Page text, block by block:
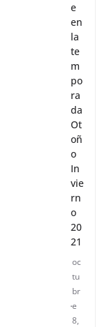
e
en
la
te
m
po
ra
da
Ot
oñ
o
In
vie
rn
o
20
21
oc
tu
br
e
8,